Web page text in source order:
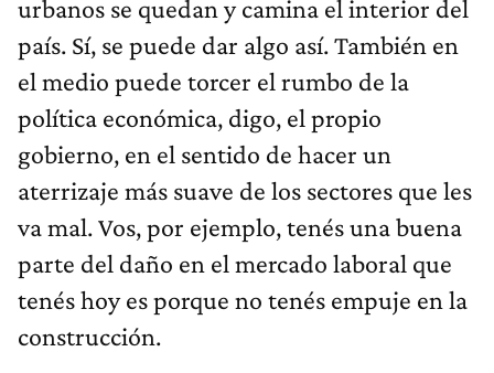
urbanos se quedan y camina el interior del
país. Sí, se puede dar algo así. También en
el medio puede torcer el rumbo de la
política económica, digo, el propio
gobierno, en el sentido de hacer un
aterrizaje más suave de los sectores que les
va mal. Vos, por ejemplo, tenés una buena
parte del daño en el mercado laboral que
tenés hoy es porque no tenés empuje en la
construcción.